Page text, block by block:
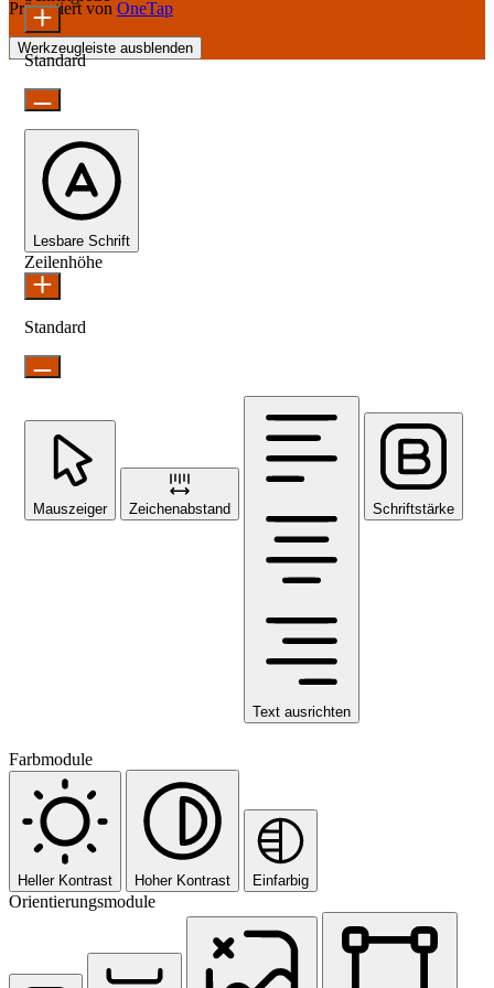
Präsentiert von OneTap
Werkzeugleiste ausblenden
Standard
Lesbare Schrift
Zeilenhöhe
Standard
Mauszeiger Zeichenabstand
Text ausrichten
Schriftstärke
Farbmodule
Heller Kontrast Hoher Kontrast Einfarbig
Orientierungsmodule